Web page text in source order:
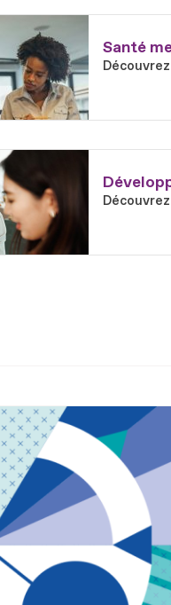
Santé